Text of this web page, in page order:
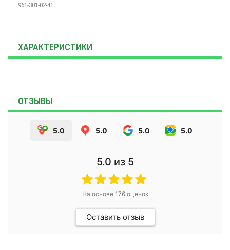
961-301-02-41.
ХАРАКТЕРИСТИКИ
ОТЗЫВЫ
5.0 5.0 5.0 5.0
5.0 из 5
На основе 176оценок
Оставить отзыв